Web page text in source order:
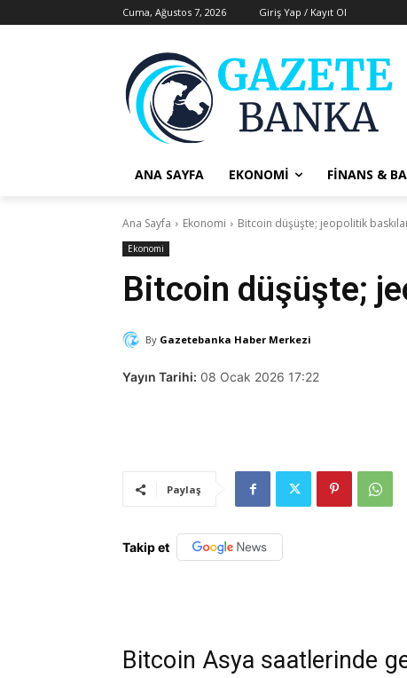
Cuma, Ağustos 7, 2026 Giriş Yap / Kayıt Ol
ANA SAYFA EKONOMI FINANS &
Ana Sayfa Ekonomi Bitcoin düşüşte; jeopolitik
Ekonomi
Bitcoin düşüşte;
By Gazetebanka Haber Merkezi
Yayın Tarihi: 08 Ocak 2026 17:22
Paylaş
Takip et
Bitcoin Asya saatlerinde